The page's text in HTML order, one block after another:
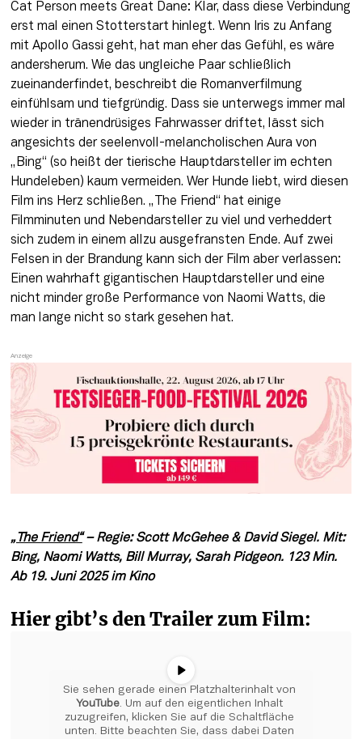
Cat Person meets Great Dane: Klar, dass diese Verbindung
erst mal einen Stotterstart hinlegt. Wenn Iris zu Anfang
mit Apollo Gassi geht, hat man eher das Gefühl, es wäre
andersherum. Wie das ungleiche Paar schließlich
zueinanderfindet, beschreibt die Romanverfilmung
einfühlsam und tiefgründig. Dass sie unterwegs immer mal
wieder in tränendrüsiges Fahrwasser driftet, lässt sich
angesichts der seelenvoll-melancholischen Aura von
„Bing“ (so heißt der tierische Hauptdarsteller im echten
Hundeleben) kaum vermeiden. Wer Hunde liebt, wird diesen
Film ins Herz schließen. „The Friend“ hat einige
Filmminuten und Nebendarsteller zu viel und verheddert
sich zudem in einem allzu ausgefransten Ende. Auf zwei
Felsen in der Brandung kann sich der Film aber verlassen:
Einen wahrhaft gigantischen Hauptdarsteller und eine
nicht minder große Performance von Naomi Watts, die
man lange nicht so stark gesehen hat.
„The Friend“ – Regie: Scott McGehee & David Siegel. Mit:
Bing, Naomi Watts, Bill Murray, Sarah Pidgeon. 123 Min.
Hier gibt’s den Trailer zum Film:
YouTube. Um auf den eigentlichen Inhalt
zuzugreifen, klicken Sie auf die Schaltfläche
unten. Bitte beachten Sie, dass dabei Daten